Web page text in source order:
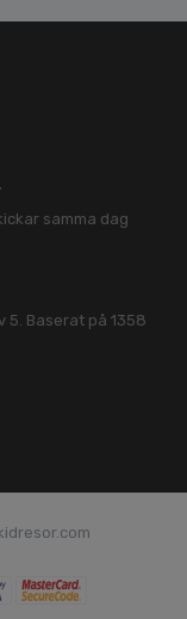
samma dag
5 . Baserat på 1358